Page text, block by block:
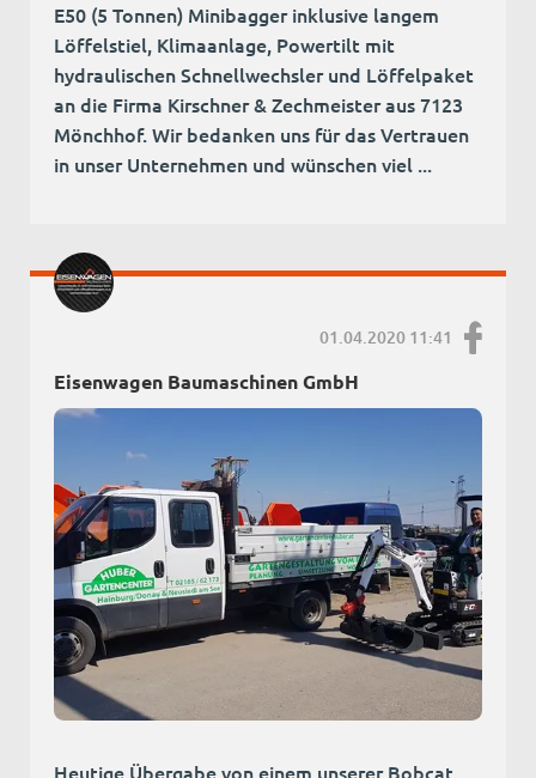
E50 (5 Tonnen) Minibagger inklusive langem
Löffelstiel, Klimaanlage, Powertilt mit
hydraulischen Schnellwechsler und Löffelpaket
an die Firma Kirschner & Zechmeister aus 7123
Mönchhof. Wir bedanken uns für das Vertrauen
in unser Unternehmen und wünschen viel ...
01.04.2020 11:41
Eisenwagen Baumaschinen GmbH
Heutige Übergabe von einem unserer Bobcat